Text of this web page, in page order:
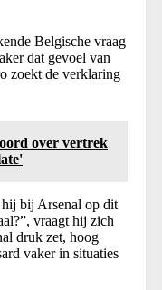
Belgische vraag
dat gevoel van
zoekt de verklaring
over vertrek
hij bij Arsenal op dit
vraagt hij zich
druk zet, hoog
vaker in situaties